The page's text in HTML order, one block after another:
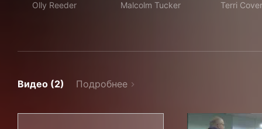
Olly Reeder
Malcolm Tucker
Terri
Видео (2) Подробнее